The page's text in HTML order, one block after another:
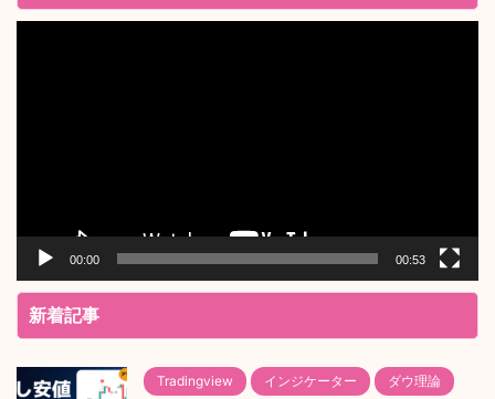
00:00 00:53
新着記事
Tradingview インジケーター ダウ理論